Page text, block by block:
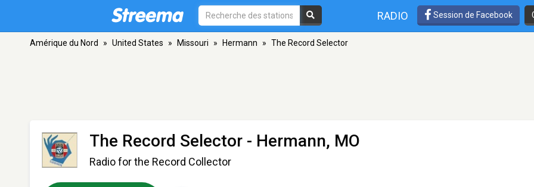
RADIO Session de Facebook
Amérique du Nord » United States » Missouri » Hermann » The Record Selector
The Record Selector - Hermann, MO
Radio for the Record Collector